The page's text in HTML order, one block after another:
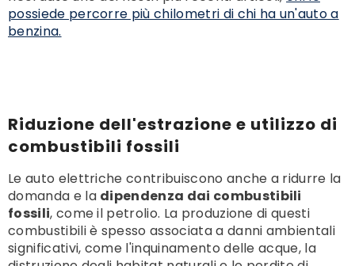
possiede percorre più chilometri di chi ha un'auto a
benzina.
Riduzione dell'estrazione e utilizzo di
combustibili fossili
Le auto elettriche contribuiscono anche a ridurre la
domanda e la dipendenza dai combustibili
fossili, come il petrolio. La produzione di questi
combustibili è spesso associata a danni ambientali
significativi, come l'inquinamento delle acque, la